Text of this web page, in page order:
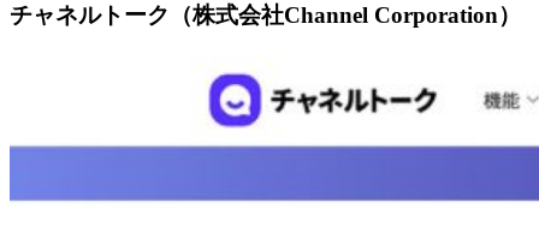
チャネルトーク（株式会社Channel Corporation）